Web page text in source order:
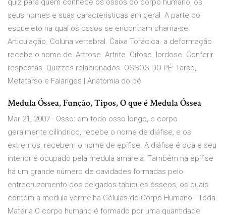
quiz para quem conhece os ossos do corpo humano, os
seus nomes e suas caracteristicas em geral. A parte do
esqueleto na qual os ossos se encontram chama-se:
Articulação. Coluna vertebral. Caixa Torácica. a deformação
recebe o nome de: Artrose. Artrite. Cifose. lordose. Conferir
respostas. Quizzes relacionados. OSSOS DO PÉ: Tarso,
Metatarso e Falanges | Anatomia do pé
Medula Óssea, Função, Tipos, O que é Medula Óssea
Mar 21, 2007 · Osso: em todo osso longo, o corpo
geralmente cilíndrico, recebe o nome de diáfise, e os
extremos, recebem o nome de epífise. A diáfise é oca e seu
interior é ocupado pela medula amarela. Também na epífise
há um grande número de cavidades formadas pelo
entrecruzamento dos delgados tabiques ósseos, os quais
contém a medula vermelha Células do Corpo Humano - Toda
Matéria O corpo humano é formado por uma quantidade